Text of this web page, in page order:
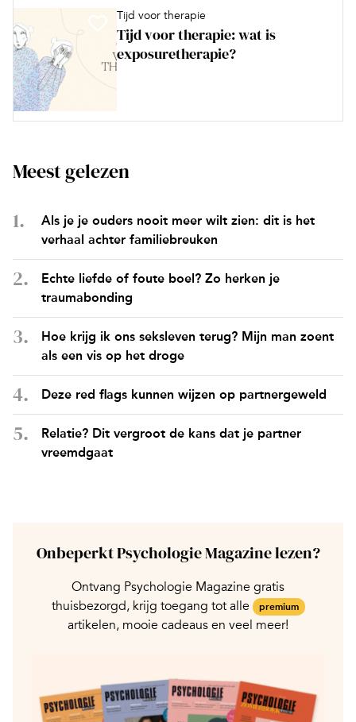
Tijd voor therapie
Tijd voor therapie: wat is
exposuretherapie?
Meest gelezen
Als je je ouders nooit meer wilt zien: dit is het
verhaal achter familiebreuken
Echte liefde of foute boel? Zo herken je
traumabonding
Hoe krijg ik ons seksleven terug? Mijn man zoent
als een vis op het droge
Deze red flags kunnen wijzen op partnergeweld
Relatie? Dit vergroot de kans dat je partner
vreemdgaat
Onbeperkt Psychologie Magazine lezen?
Ontvang Psychologie Magazine gratis
thuisbezorgd, krijg toegang tot alle
premium
artikelen, mooie cadeaus en veel meer!